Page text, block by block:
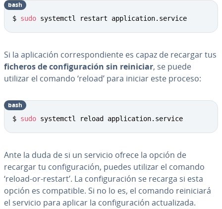
$ sudo systemctl restart application.service
bash
Si la apli­ca­ción co­rre­s­po­n­die­n­te es capaz de recargar tus
ficheros de co­n­fi­gu­ra­ción sin reiniciar, se puede
utilizar el comando ‘reload’ para iniciar este proceso:
$ sudo systemctl reload application.service
bash
Ante la duda de si un servicio ofrece la opción de
recargar tu co­n­fi­gu­ra­ción, puedes utilizar el comando
‘reload-or-restart’. La co­n­fi­gu­ra­ción se recarga si esta
opción es co­m­pa­ti­ble. Si no lo es, el comando re­ini­cia­rá
el servicio para aplicar la co­n­fi­gu­ra­ción ac­tua­li­za­da.